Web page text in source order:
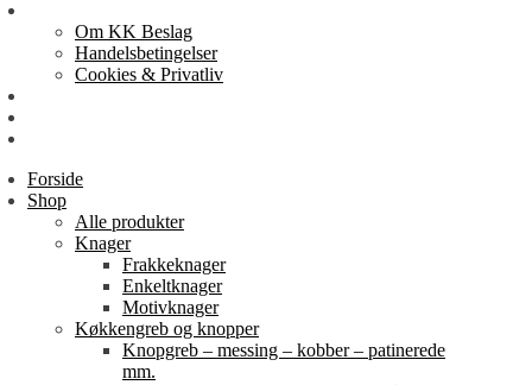
Om KK Beslag
Handelsbetingelser
Cookies & Privatliv
Forside
Shop
Alle produkter
Knager
Frakkeknager
Enkeltknager
Motivknager
Køkkengreb og knopper
Knopgreb – messing – kobber – patinerede
mm.